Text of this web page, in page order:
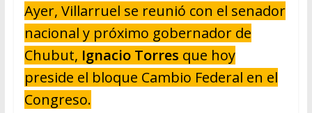
Ayer, Villarruel se reunió con el senador
nacional y próximo gobernador de
Chubut, Ignacio Torres que hoy
preside el bloque Cambio Federal en el
Congreso.